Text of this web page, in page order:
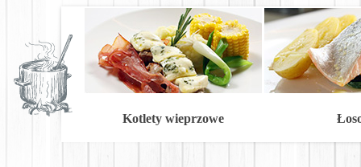
Kotlety wieprzowe